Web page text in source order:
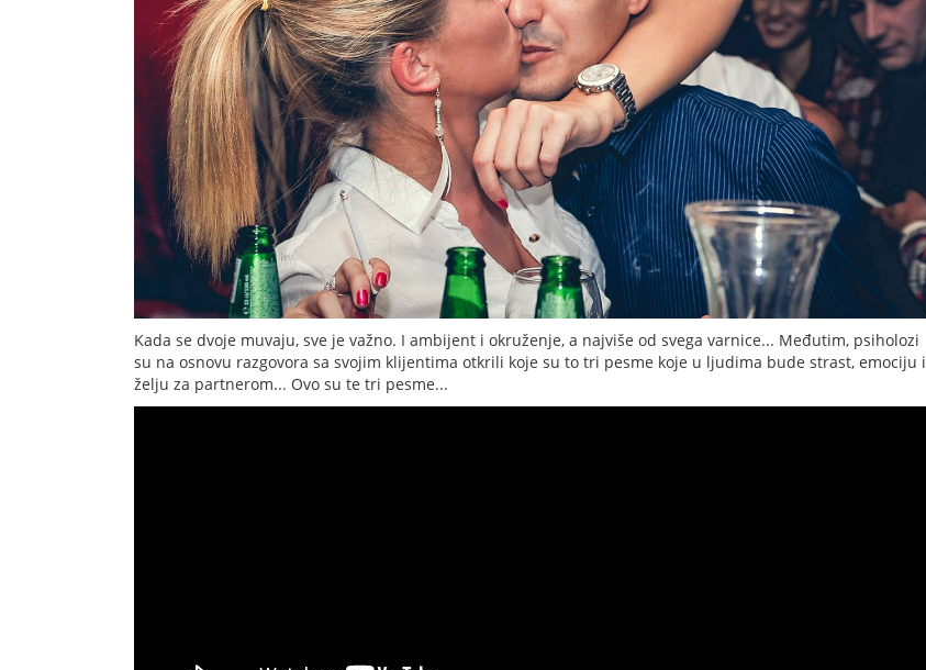
Kada se dvoje muvaju, sve je važno. I ambijent i okruženje, a najviše od svega varnice... Međutim, psiholozi
su na osnovu razgovora sa svojim klijentima otkrili koje su to tri pesme koje u ljudima bude strast, emociju i
želju za partnerom... Ovo su te tri pesme...